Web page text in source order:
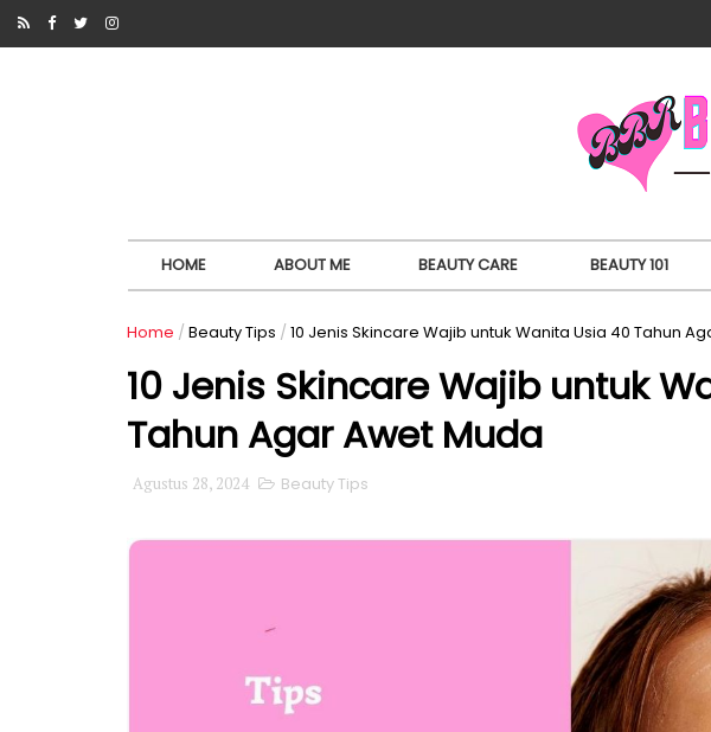
HOME ABOUT ME BEAUTY CARE BEAUTY 101
Home / Beauty Tips / 10 Jenis Skincare Wajib untuk Wanita Usia 40 Tahun
10 Jenis Skincare Wajib untuk
Tahun Agar Awet Muda
Agustus 28, 2024 Beauty Tips